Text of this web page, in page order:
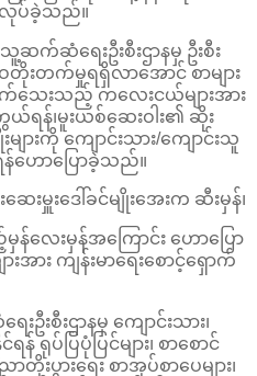
လုပ်ခဲ့သည်။
သူ့ဆက်ဆံရေးဦးစီးဌာနမှ ဦးစီး
တိုးတက်မှုရရှိလာအောင် စာများ
က်သေးသည့် ကလေးငယ်များအား
ရန်၊မူးယစ်ဆေးဝါး၏ ဆိုး
ားကို ကျောင်းသား/ကျောင်းသူ
ဟောပြော‌ခဲ့သည်။
းမှူးဒေါ်ခင်မျိုးအေးက ဆီးမှန်၊
န်လေးမှန်အကြောင်း ဟောပြော
ားအား ကျန်းမာရေးစောင့်ရှောက်
ဦးစီးဌာနမှ ကျောင်းသား၊
ရုပ်ပြပုံပြင်များ၊ စာစောင်
းပွားရေး စာအုပ်စာပေများ၊